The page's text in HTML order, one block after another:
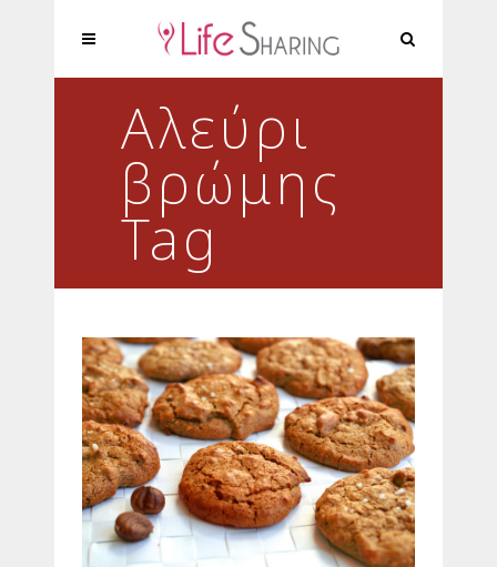
Αλεύρι
βρώμης
Tag